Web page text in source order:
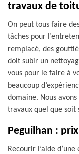
travaux de
On peut tous faire
tâches pour
remplacé, des
doit subir un
vous pour le faire à
beaucoup
domaine. Nous
travaux quel que soit
Peguilhan :
Recourir l’aide